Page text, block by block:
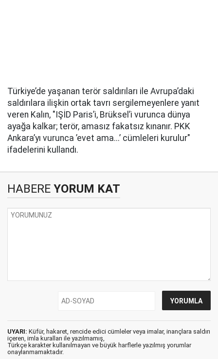
Türkiye’de yaşanan terör saldırıları ile Avrupa’daki
saldırılara ilişkin ortak tavrı sergilemeyenlere yanıt
veren Kalın, "IŞİD Paris’i, Brüksel’i vurunca dünya
ayağa kalkar; terör, amasız fakatsız kınanır. PKK
Ankara’yı vurunca ’evet ama...’ cümleleri kurulur"
ifadelerini kullandı.
HABERE YORUM KAT
UYARI: Küfür, hakaret, rencide edici cümleler veya imalar, inançlara saldırı
içeren, imla kuralları ile yazılmamış,
Türkçe karakter kullanılmayan ve büyük harflerle yazılmış yorumlar
onaylanmamaktadır.